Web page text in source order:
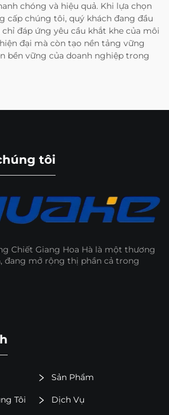
chóng và hiệu quả. Khi lựa chọn
cấp chúng tôi, quý khách đang đầu
đáp ứng yêu cầu khắt khe của môi
đại mà còn tạo nền tảng vững
bền vững của doanh nghiệp trong
tôi
Chiết Giang Hoa Hà là một thương
đang mở rộng thị phần cả trong
Sản Phẩm
Tôi Dịch Vụ